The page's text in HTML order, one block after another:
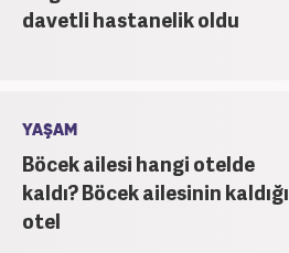
davetli hastanelik oldu
YAŞAM
Böcek ailesi hangi otelde
kaldı? Böcek ailesinin kaldığı
otel